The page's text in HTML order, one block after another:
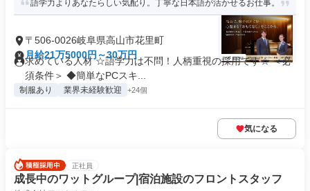
語学力よりあなたらしい気配り。丁寧な日本語が活かせるお仕事。
〒506-0026岐阜県高山市花里町
月給21万5000円～30万円
求めている人材 ☆語学力は不問！人柄重視の採用です☆ ＜必
須条件＞ ◆簡単なPCスキ...
制服あり 業界未経験歓迎 +24個
気になる
正社員
成長中のワットグループ|宿泊施設のフロントスタッフ